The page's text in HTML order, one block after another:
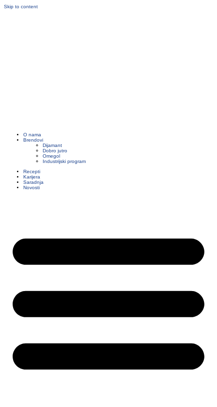
Skip to content
O nama
Brendovi
Dijamant
Dobro jutro
Omegol
Industrijski program
Recepti
Karijera
Saradnja
Novosti